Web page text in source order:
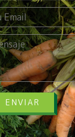
ENVIAR